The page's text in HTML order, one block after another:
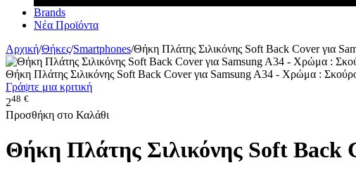
Brands
Νέα Προϊόντα
Αρχική/Θήκες/Smartphones/Θήκη Πλάτης Σιλικόνης Soft Back Cover για
Θήκη Πλάτης Σιλικόνης Soft Back Cover για Samsung A34 - Χρώμα :
Γράψτε μια κριτική
248 €
Προσθήκη στο Καλάθι
Θήκη Πλάτης Σιλικόνης Soft